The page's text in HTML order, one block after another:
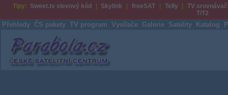
Tipy: Sweet.tv slevový kód Skylink freeSAT Telly
TV srovnávač
T/T2
Přehledy ČS pakety TV program Vysílače Galerie Satelity Katalog
Parabola.cz